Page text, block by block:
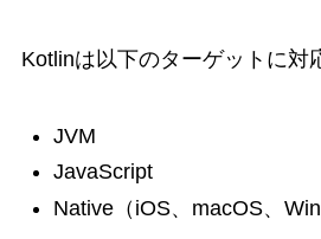
Kotlinは以下のターゲットに対
JVM
JavaScript
Native（iOS、macOS、